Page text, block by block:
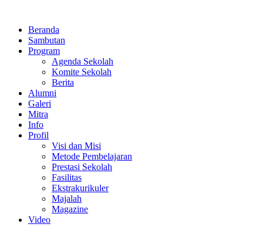
kontenBeranda
Sambutan
Program
Agenda Sekolah
Komite Sekolah
Berita
Alumni
Galeri
Mitra
Info
Profil
Visi dan Misi
Metode Pembelajaran
Prestasi Sekolah
Fasilitas
Ekstrakurikuler
Majalah
Magazine
Video